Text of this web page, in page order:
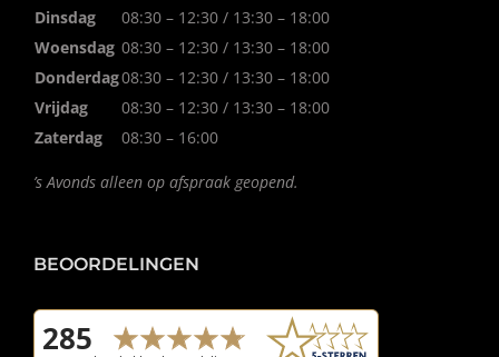
Dinsdag
08:30 – 12:30 / 13:30 – 18:00
Woensdag 08:30 – 12:30 / 13:30 – 18:00
Donderdag08:30 – 12:30 / 13:30 – 18:00
Vrijdag
08:30 – 12:30 / 13:30 – 18:00
Zaterdag
08:30 – 16:00
’s Avonds alleen op afspraak geopend.
BEOORDELINGEN